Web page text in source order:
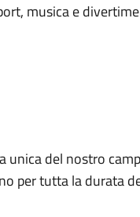
musica e
unica del nostro
per tutta la durata